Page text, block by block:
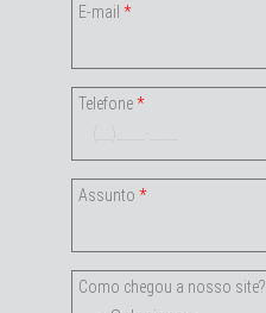
E-mail *
Telefone*
Assunto *
Como chegou a nosso site?